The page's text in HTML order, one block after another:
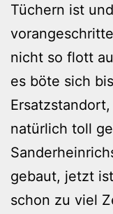
Tüchern ist
nicht so flott
es böte sich
natürlich toll
gebaut, jetzt
schon zu viel